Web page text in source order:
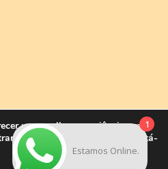
- by indigital
uma melhor experiência em
mais informações ou desabilitá-
1
Estamos Online.